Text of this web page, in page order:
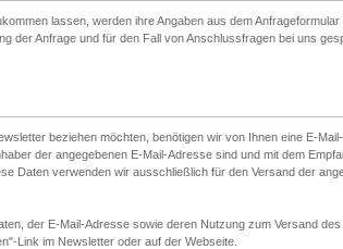
lassen, werden ihre Angaben aus dem
der Anfrage und für den Fall von Anschlussfragen bei uns
beziehen möchten, benötigen wir von Ihnen eine E-
der angegebenen E-Mail-Adresse sind und mit dem
Daten verwenden wir ausschließlich für den Versand der
der E-Mail-Adresse sowie deren Nutzung zum Versand
Link im Newsletter oder auf der Webseite.